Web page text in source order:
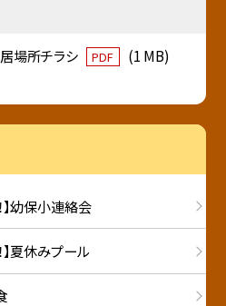
居場所チラシ PDF (1 MB)
幼保小連絡会
夏休みプール